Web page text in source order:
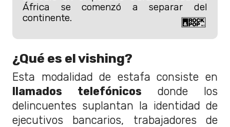
África se comenzó a separar del
continente.
¿Qué es el vishing?
Esta modalidad de estafa consiste en
llamados telefónicos donde los
delincuentes suplantan la identidad de
ejecutivos bancarios, trabajadores de